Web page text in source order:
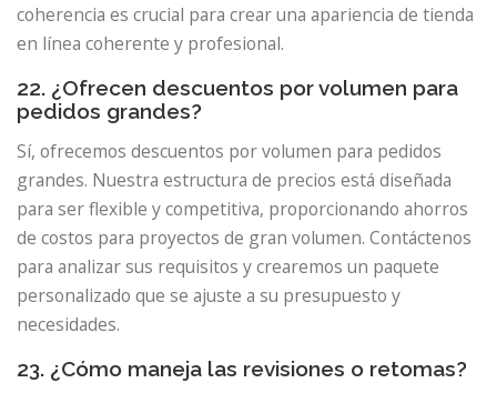
coherencia es crucial para crear una apariencia de tienda
en línea coherente y profesional.
22. ¿Ofrecen descuentos por volumen para
pedidos grandes?
Sí, ofrecemos descuentos por volumen para pedidos
grandes. Nuestra estructura de precios está diseñada
para ser flexible y competitiva, proporcionando ahorros
de costos para proyectos de gran volumen. Contáctenos
para analizar sus requisitos y crearemos un paquete
personalizado que se ajuste a su presupuesto y
necesidades.
23. ¿Cómo maneja las revisiones o retomas?